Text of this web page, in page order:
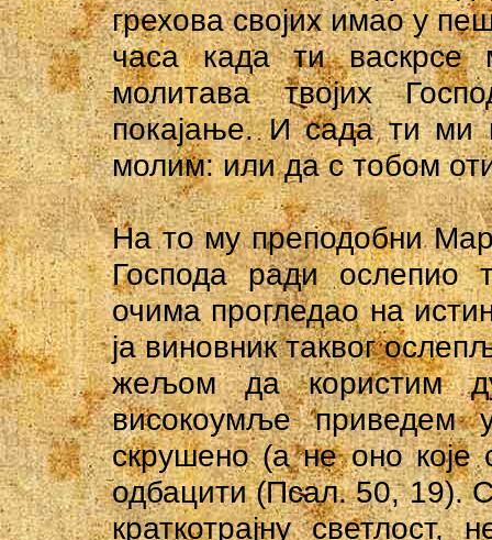
грехова својих имао у
часа када ти васкрсе
молитава твојих
покајање. И сада ти
молим: или да с тобом
На то му преподобни
Господа ради ослепио
очима прогледао на
ја виновник таквог
жељом да користим
високоумље
скрушено (а не оно које
одбацити (Псал. 50, 19).
краткотрајну